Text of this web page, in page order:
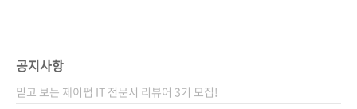
공지사항
믿고 보는 제이펍 IT 전문서 리뷰어 3기 모집!